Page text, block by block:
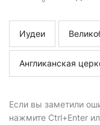
Иудеи
Англиканская
Если вы заметили
нажмите Ctrl+Enter